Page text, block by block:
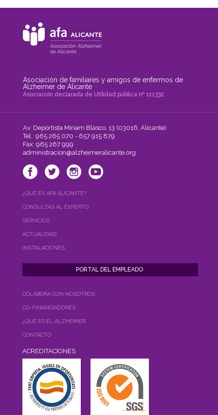
Asociación de familiares y amigos de enfermos de
Alzheimer de Alicante
Asociación declarada de Utilidad pública nº 111332
Av. Deportista Miriam Blasco, 13 (03016, Alicante)
Tel.: 965 265 070 - 657 915 879
Fax: 965 267 999
administracion@alzheimeralicante.org
¿QUÉ ES AFA ALICANTE?
CONSULTAS AL EXPERTO
SERVICIOS
ACTUALIDAD
INSTALACIONES
COLABORA CON NOSOTROS
CO-FINANCIADORES
¿QUÉ ES EL ALZHEIMER
CONTACTO
ACREDITACIONES